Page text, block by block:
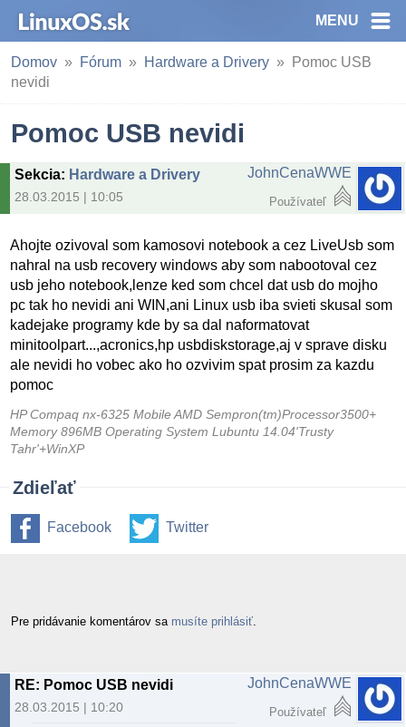
MENU
Domov Fórum Hardware a Drivery
Pomoc USB
nevidi
Pomoc USB nevidi
Sekcia: Hardware a Drivery
28.03.2015 | 10:05
JohnCenaWWE
Používateľ
Ahojte ozivoval som kamosovi notebook a cez LiveUsb som
nahral na usb recovery windows aby som nabootoval cez
usb jeho notebook,lenze ked som chcel dat usb do mojho
pc tak ho nevidi ani WIN,ani Linux usb iba svieti skusal som
kadejake programy kde by sa dal naformatovat
minitoolpart...,acronics,hp usbdiskstorage,aj v sprave disku
ale nevidi ho vobec ako ho ozvivim spat prosim za kazdu
pomoc
HP Compaq nx-6325 Mobile AMD Sempron(tm)Processor3500+
Memory 896MB Operating System Lubuntu 14.04'Trusty
Tahr'+WinXP
Zdieľať
Facebook Twitter
Pre pridávanie komentárov sa musíte prihlásiť
RE: Pomoc USB nevidi
28.03.2015 | 10:20
JohnCenaWWE
Používateľ